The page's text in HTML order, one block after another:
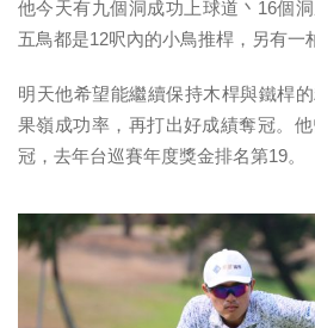
他今天有九個洞成功上球道丶16個
五鳥都是12呎內的小鳥推桿，另有一
明天他希望能繼續保持木桿與鐵桿
果嶺成功率，再打出好成績奪冠。
冠，去年台巡賽年度獎金排名第19。